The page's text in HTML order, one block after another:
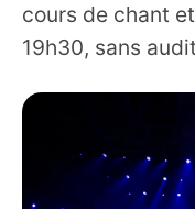
cours de chant
19h30, sans